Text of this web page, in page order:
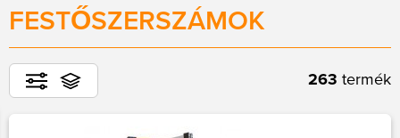
FESTŐSZERSZÁMOK
263 termék